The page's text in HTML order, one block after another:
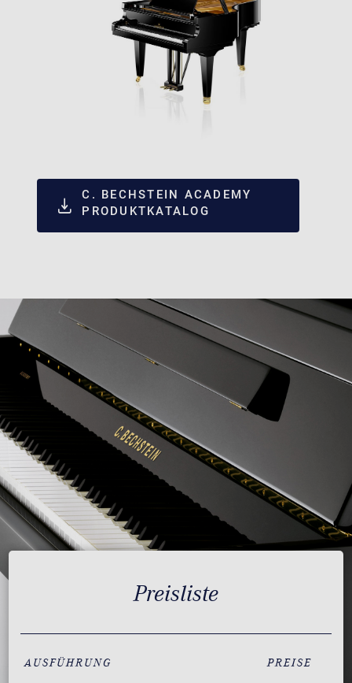
C. BECHSTEIN ACADEMY
PRODUKTKATALOG
Preisliste
AUSFÜHRUNG PREISE